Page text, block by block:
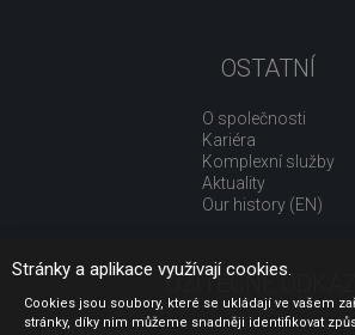
OSTATNÍ
O společnosti
Kariéra
Komplexní služby
Aktuality
Our history (EN)
UŽITEČNÉ
Stránky a aplikace využívají cookies.
Cookies jsou soubory, které se ukládají ve vašem
stránky, díky nim můžeme snadněji identifikovat